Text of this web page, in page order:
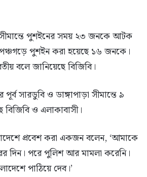
পুশইনের সময় ২৩ জনকে আটক
পুশইন করা হয়েছে ১৬ জনকে।
বলে জানিয়েছে বিজিবি।
সারডুবি ও ডাঙ্গাপাড়া সীমান্তে ৯
ও এলাকাবাসী।
প্রবেশ করা একজন বলেন, ‘আমাকে
দিন। পরে পুলিশ আর মামলা করেনি।
পাঠিয়ে দেব।’